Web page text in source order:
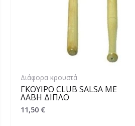
Διάφορα κρουστά
ΓΚΟΥΊΡΟ CLUB SALSA ΜΕ
ΛΑΒΉ ΔΙΠΛΌ
11,50 €